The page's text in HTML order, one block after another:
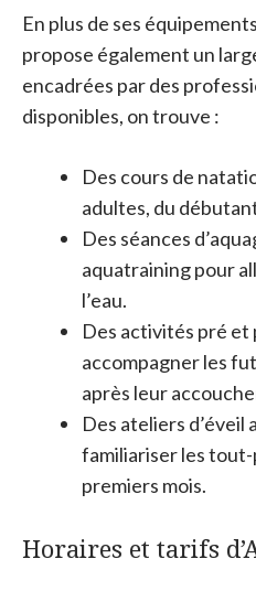
En plus de ses
propose également un
encadrées par des
disponibles, on trouve :
Des cours de
adultes, du
Des séances
aquatraining pour
l’eau.
Des activités pré
accompagner les
après leur
Des ateliers d’éveil
familiariser les tout-
premiers mois.
Horaires et tarifs